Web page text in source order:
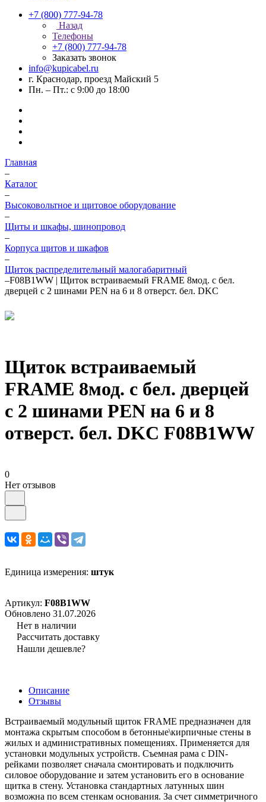
+7 (800) 777-94-78
Назад
Телефоны
+7 (800) 777-94-78
Заказать звонок
info@kupicabel.ru
г. Краснодар, проезд Майский 5
Пн. – Пт.: с 9:00 до 18:00
Главная
–
Каталог
–
Высоковольтное и щитовое оборудование
–
Щиты и шкафы, шинопровод
–
Корпуса щитов и шкафов
–
Щиток распределительный малогабаритный
–F08B1WW | Щиток встраиваемый FRAME 8мод. с бел.
дверцей с 2 шинами PEN на 6 и 8 отверст. бел. DKC
Щиток встраиваемый
FRAME 8мод. с бел. дверцей
с 2 шинами PEN на 6 и 8
отверст. бел. DKC F08B1WW
0
Нет отзывов
Единица измерения: штук
Артикул: F08B1WW
Обновлено 31.07.2026
Нет в наличии
Рассчитать доставку
Нашли дешевле?
Описание
Отзывы
Встраиваемый модульный щиток FRAME предназначен для
монтажа скрытым способом в бетонные\кирпичные стены в
жилых и административных помещениях. Применяется для
установки модульных устройств. Съемная рама с DIN-
рейками позволяет сначала смонтировать и подключить
силовое оборудование и затем установить его в основание
щитка в стену. Установка стандартных латунных шин
возможна по всем стенкам основания. За счет симметричного